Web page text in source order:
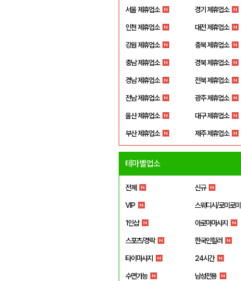
서울 제휴업소 경기 제휴업소
인천 제휴업소 대전 제휴업소
강원 제휴업소 충북 제휴업소
충남 제휴업소 경북 제휴업소
경남 제휴업소 전북 제휴업소
전남 제휴업소 광주 제휴업소
울산 제휴업소 대구 제휴업소
부산 제휴업소 제주 제휴업소
테마별업소
전체 신규
VIP 스웨디시/로미로미
1인샵 아로마마사지
스포츠/경락 한국인힐러
타이마사지 24시간
수면가능 남성전용